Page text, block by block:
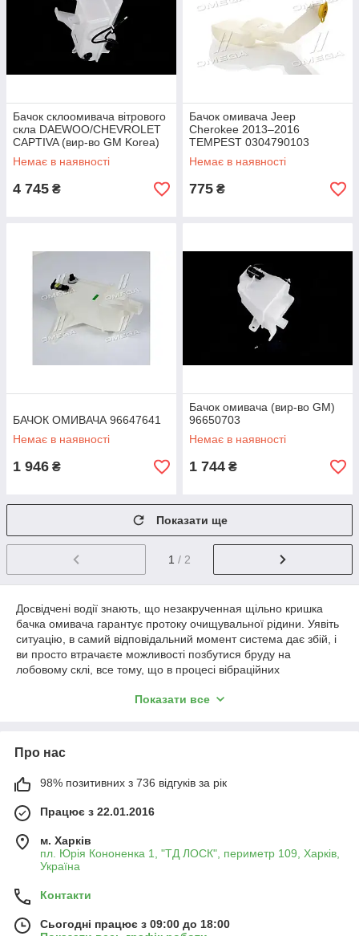
Бачок склоомивача вітрового
скла DAEWOO/CHEVROLET
CAPTIVA (вир-во GM Korea)
96627003
Немає в наявності
4 745 ₴
Бачок омивача Jeep
Cherokee 2013–2016
TEMPEST 0304790103
Немає в наявності
775 ₴
БАЧОК ОМИВАЧА 96647641
Немає в наявності
1 946 ₴
Бачок омивача (вир-во GM)
96650703
Немає в наявності
1 744 ₴
Показати ще
1 / 2
Досвідчені водії знають, що незакрученная щільно кришка
бачка омивача гарантує протоку очищувальної рідини. Уявіть
ситуацію, в самий відповідальний момент система дає збій, і
ви просто втрачаєте можливості позбутися бруду на
лобовому склі, все тому, що в процесі вібраційних
потрапив сміття, забив трубки і форсунки. Здавалося б
вихід з ладу яких тягне фінансові та часові витрати. Ми
обслуговуванні автомобіля здатна призвести до негативних
Як уникнути
проблем з
бачком
омивача, і що
робити, якщо
вони неминучі?
Навіть якщо ви уважний
Показати все
Про нас
98% позитивних з 736 відгуків за рік
Працює з 22.01.2016
м. Харків
пл. Юрія Кононенка 1, "ТД ЛОСК", периметр 109, Харків,
Україна
Контакти
Сьогодні працює з 09:00 до 18:00